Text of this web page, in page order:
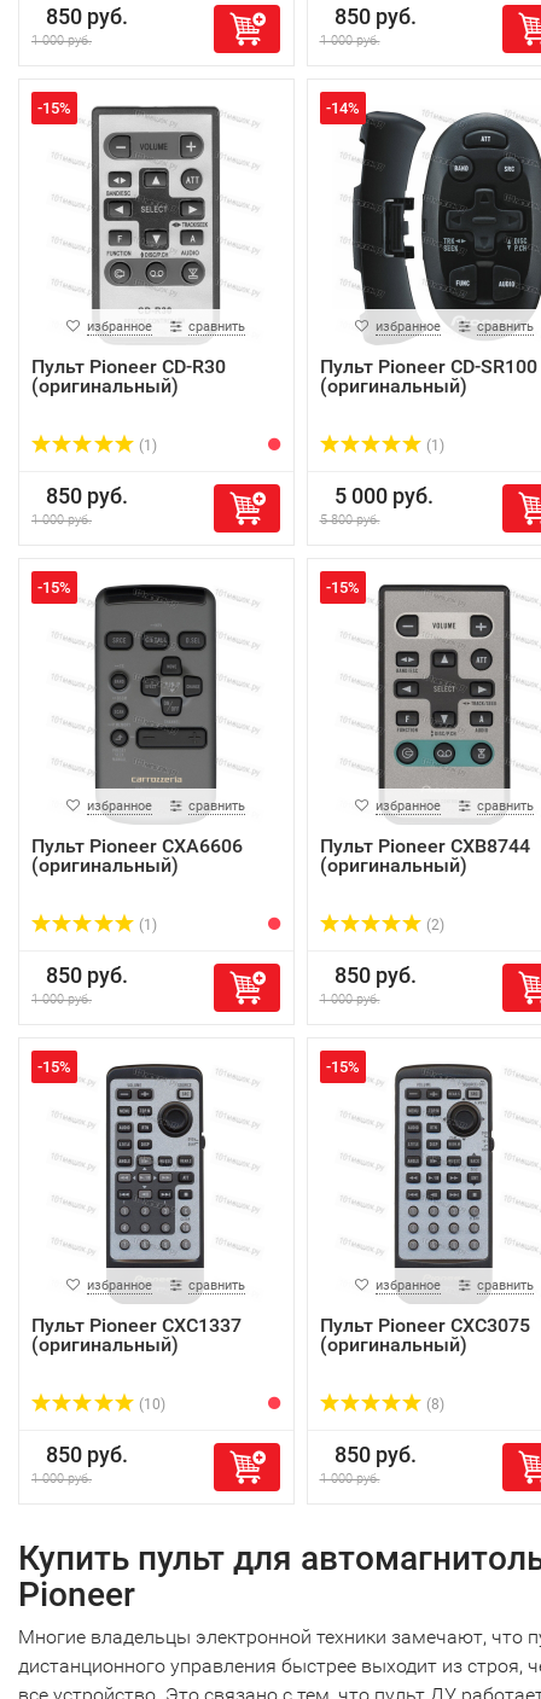
850 руб.
1 000 руб.
850 руб.
1 000 руб.
-15%
избранное сравнить
Пульт Pioneer CD-R30
(оригинальный)
(1)
850 руб.
1 000 руб.
-14%
избранное сравнить
Пульт Pioneer CD-SR100
(оригинальный)
(1)
5 000 руб.
5 800 руб.
-15%
избранное сравнить
Пульт Pioneer CXA6606
(оригинальный)
(1)
850 руб.
1 000 руб.
-15%
избранное сравнить
Пульт Pioneer CXB8744
(оригинальный)
(2)
850 руб.
1 000 руб.
-15%
избранное сравнить
Пульт Pioneer CXC1337
(оригинальный)
(10)
850 руб.
1 000 руб.
-15%
избранное сравнить
Пульт Pioneer CXC3075
(оригинальный)
(8)
850 руб.
1 000 руб.
Купить пульт для
Pioneer
Многие владельцы электронной техники замечают, что
дистанционного управления быстрее выходит из строя,